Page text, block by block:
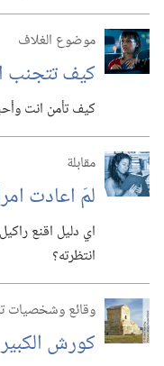
موضوع الغلاف
كيف تتجنب
كيف تأمن انت
مقابلة
لمَ اعادت
اي دليل اقنع
انتظرته؟‏
وقائع وشخصيات
كورش الكبير